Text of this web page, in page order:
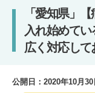
「愛知県」
入れ始めて
広く対応して
公開日： 2020年10月30